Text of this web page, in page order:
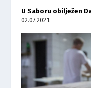
U Saboru obilježen
02.07.2021.